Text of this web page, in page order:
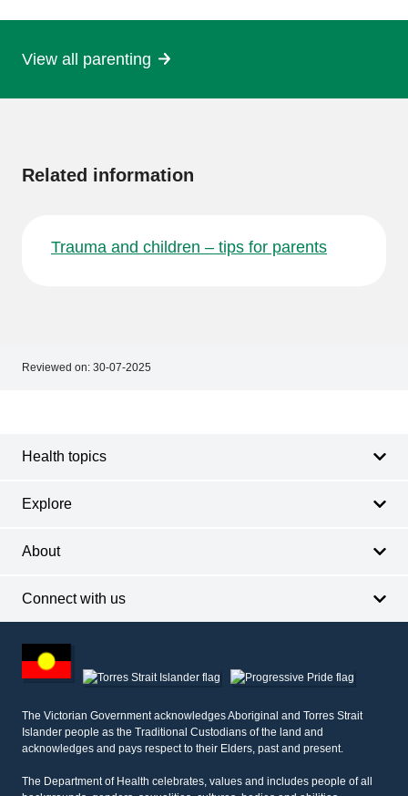
View all parenting
Related information
Trauma and children – tips for parents
Reviewed on: 30-07-2025
Health topics
Explore
About
Connect with us
other
information
The Victorian Government acknowledges Aboriginal and Torres Strait
Islander people as the Traditional Custodians of the land and
acknowledges and pays respect to their Elders, past and present.
The Department of Health celebrates, values and includes people of all